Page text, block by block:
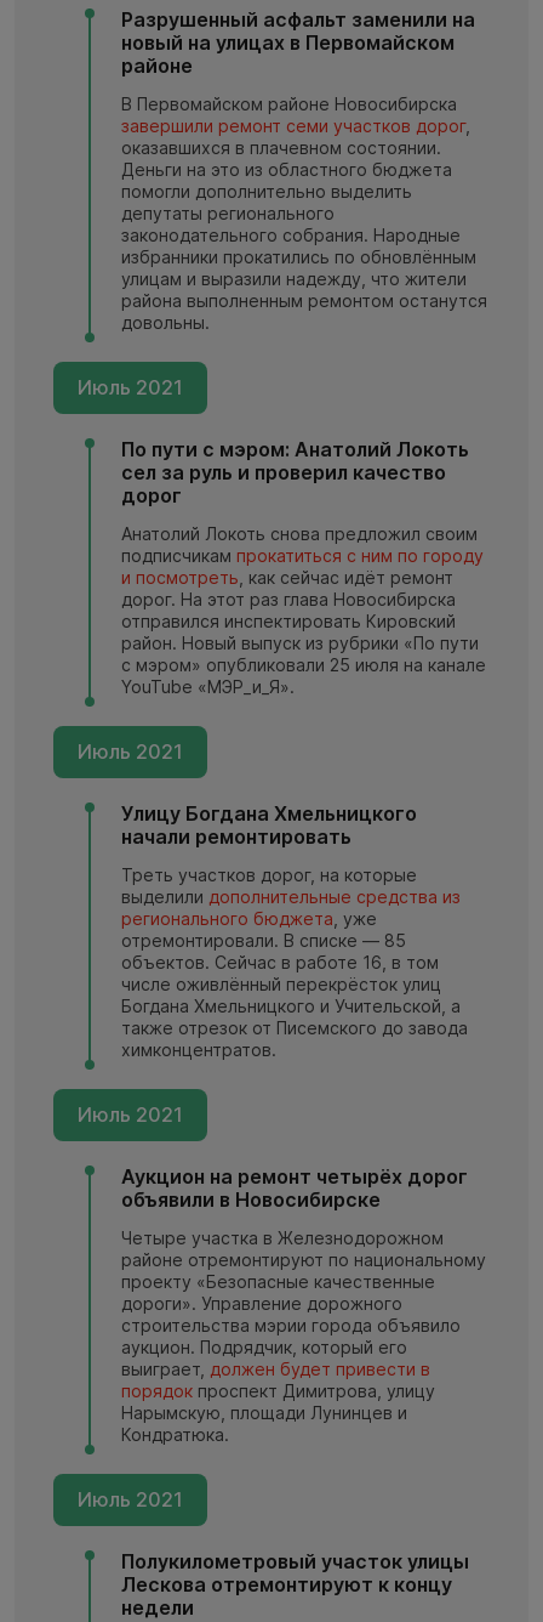
Разрушенный асфальт заменили на
новый на улицах в Первомайском
районе
В Первомайском районе Новосибирска
завершили ремонт семи участков дорог,
оказавшихся в плачевном состоянии.
Деньги на это из областного бюджета
помогли дополнительно выделить
депутаты регионального
законодательного собрания. Народные
избранники прокатились по обновлённым
улицам и выразили надежду, что жители
района выполненным ремонтом останутся
довольны.
Июль 2021
По пути с мэром: Анатолий Локоть
сел за руль и проверил качество
дорог
Анатолий Локоть снова предложил своим
подписчикам прокатиться с ним по городу
и посмотреть , как сейчас идёт ремонт
дорог. На этот раз глава Новосибирска
отправился инспектировать Кировский
район. Новый выпуск из рубрики «По пути
с мэром» опубликовали 25 июля на канале
YouTube «МЭР_и_Я».
Июль 2021
Улицу Богдана Хмельницкого
начали ремонтировать
Треть участков дорог, на которые
выделили дополнительные средства из
регионального бюджета , уже
отремонтировали. В списке — 85
объектов. Сейчас в работе 16, в том
числе оживлённый перекрёсток улиц
Богдана Хмельницкого и Учительской, а
также отрезок от Писемского до завода
химконцентратов.
Июль 2021
Аукцион на ремонт четырёх дорог
объявили в Новосибирске
Четыре участка в Железнодорожном
районе отремонтируют по национальному
проекту «Безопасные качественные
дороги». Управление дорожного
строительства мэрии города объявило
аукцион. Подрядчик, который его
выиграет, должен будет привести в
порядок проспект Димитрова, улицу
Нарымскую, площади Лунинцев и
Кондратюка.
Июль 2021
Полукилометровый участок улицы
Лескова отремонтируют к концу
недели